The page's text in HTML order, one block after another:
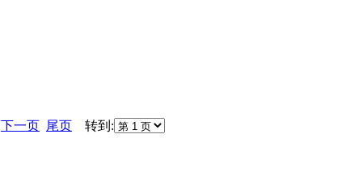
下一页 尾页 转到: